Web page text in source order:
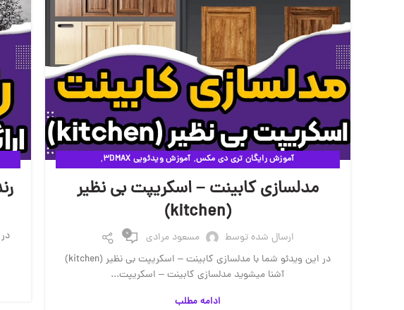
آموزش رایگان تری دی مکس, آموزش ویدئویی 3DMAX ,
مقالات آموزشی وی ری , ویدئوهای آموزشی
مدلسازی کابینت – اسکریپت بی نظیر
(kitchen)
ارسال شده توسط مسعود مرادی 0
در این ویدئو شما با مدلسازی کابینت – اسکریپت بی نظیر (kitchen)
آشنا میشوید مدلسازی کابینت – اسکریپت...
ادامه مطلب